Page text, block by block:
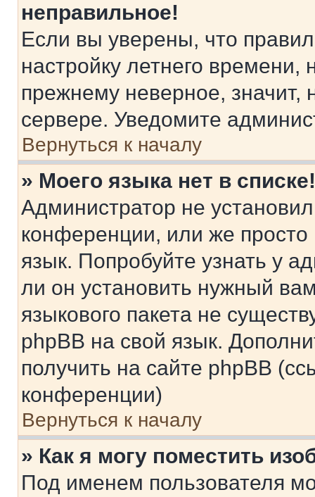
неправильное!
Если вы уверены, что
настройку летнего
прежнему неверное, значит,
сервере. Уведомите
Вернуться к началу
» Моего языка нет в списке!
Администратор не
конференции, или же
язык. Попробуйте узнать у
ли он установить нужный
языкового пакета не
phpBB на свой язык.
получить на сайте phpBB
конференции)
Вернуться к началу
» Как я могу поместить
Под именем пользователя